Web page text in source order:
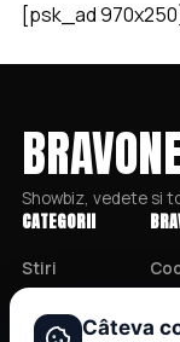
[psk_ad 970x250]
Showbiz, vedete si
CATEGORII
Stiri
PublicitateCâteva